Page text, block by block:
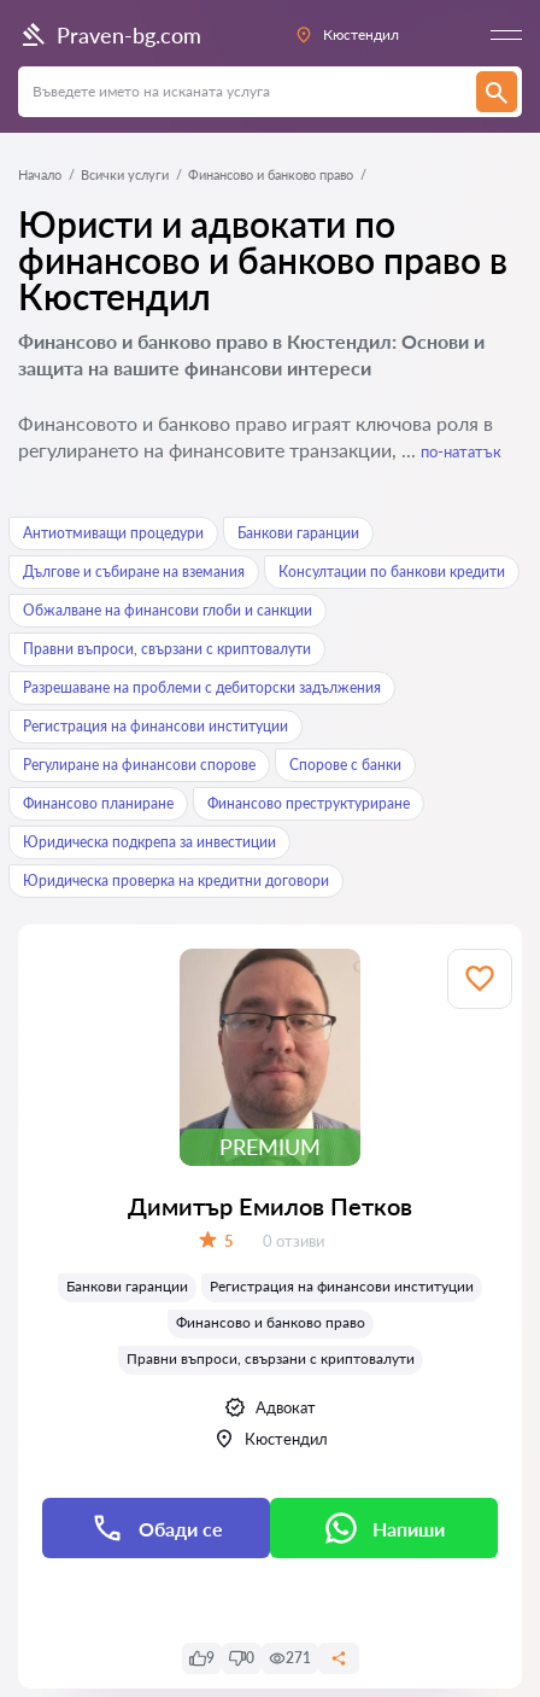
Praven-bg.com Кюстендил
Начало Всички услуги Финансово и банково право
Юристи и адвокати по
финансово и банково право в
Кюстендил
Финансово и банково право в Кюстендил: Основи и
защита на вашите финансови интереси
Финансовото и банково право играят ключова роля в
регулирането на финансовите транзакции, ... по-нататък
Антиотмиващи процедури Банкови гаранции
Дългове и събиране на вземания Консултации по банкови кредити
Обжалване на финансови глоби и санкции
Правни въпроси, свързани с криптовалути
Разрешаване на проблеми с дебиторски задължения
Регистрация на финансови институции
Регулиране на финансови спорове Спорове с банки
Финансово планиране Финансово преструктуриране
Юридическа подкрепа за инвестиции
Юридическа проверка на кредитни договори
PREMIUM
Димитър Емилов Петков
5 Отзиви:
0 отзиви
Банкови гаранции
Регистрация на финансови институции
Финансово и банково право
Правни въпроси, свързани с криптовалути
Адвокат
Кюстендил
Обади се Напиши
9 0 271